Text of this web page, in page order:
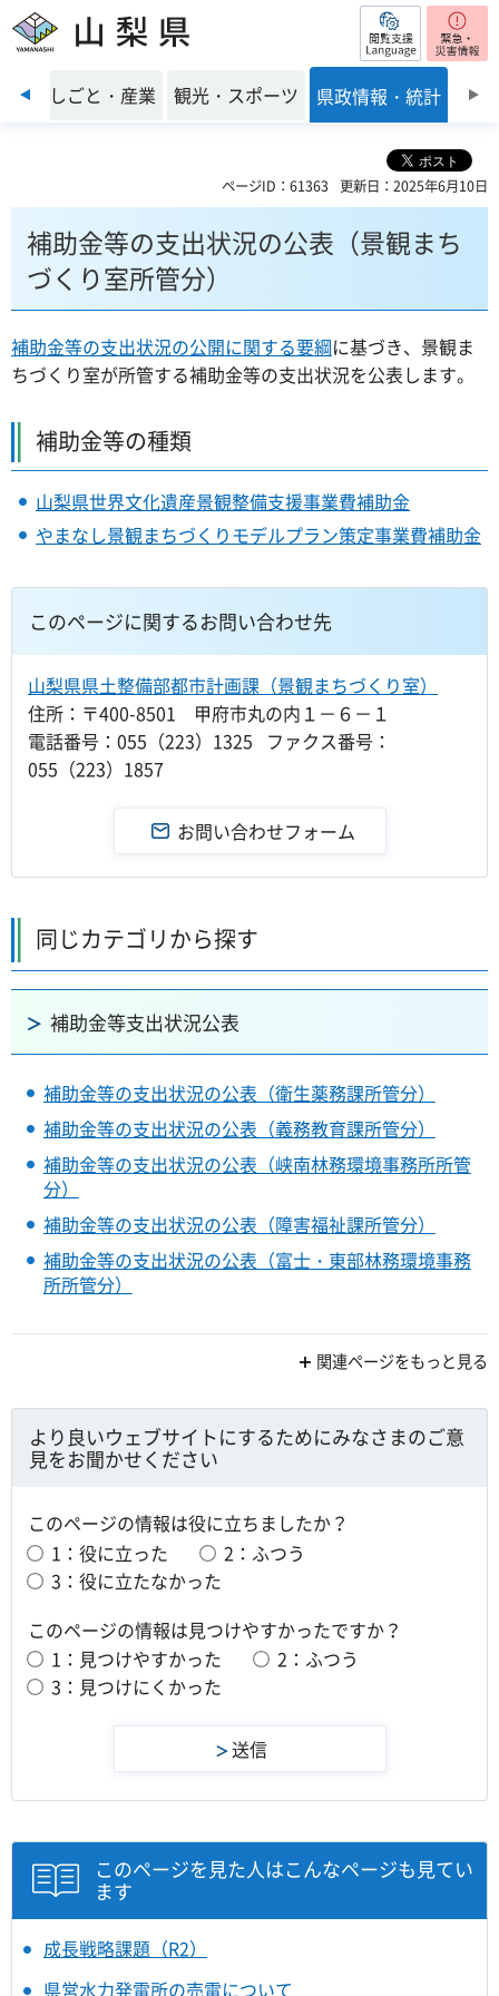
山梨県 閲覧支援
前のスライドを表示
境 しごと・産業 観光・スポーツ 県政情報・統計
ページID：61363 更新日：2025年6月10日
補助金等の支出状況の公表（景観まち
づくり室所管分）
補助金等の支出状況の公開に関する要綱に基づき、景観ま
ちづくり室が所管する補助金等の支出状況を公表します。
補助金等の種類
山梨県世界文化遺産景観整備支援事業費補助金
やまなし景観まちづくりモデルプラン策定事業費補助金
このページに関するお問い合わせ先
山梨県県土整備部都市計画課（景観まちづくり室）
住所：〒400-8501 甲府市丸の内１－６－１
電話番号：055（223）1325 ファクス番号：
055（223）1857
同じカテゴリから探す
補助金等支出状況公表
補助金等の支出状況の公表（衛生薬務課所管分）
補助金等の支出状況の公表（義務教育課所管分）
補助金等の支出状況の公表（峡南林務環境事務所所管
分）
補助金等の支出状況の公表（障害福祉課所管分）
補助金等の支出状況の公表（富士・東部林務環境事務
所所管分）
関連ページをもっと見る
より良いウェブサイトにするためにみなさまのご意
見をお聞かせください
このページの情報は役に立ちましたか？
1：役に立った
2：ふつう
3：役に立たなかった
このページの情報は見つけやすかったですか？
1：見つけやすかった
2：ふつう
3：見つけにくかった
このページを見た人はこんなページも見てい
ます
成長戦略課題（R2）
県営水力発電所の売電について